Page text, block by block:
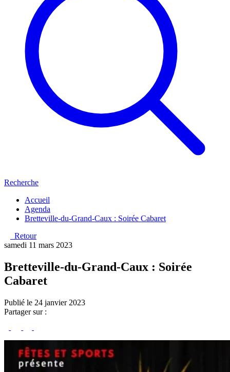
Recherche
Accueil
Agenda
Bretteville-du-Grand-Caux : Soirée Cabaret
Retour
samedi 11 mars 2023
Bretteville-du-Grand-Caux : Soirée
Cabaret
Publié le 24 janvier 2023
Partager sur :